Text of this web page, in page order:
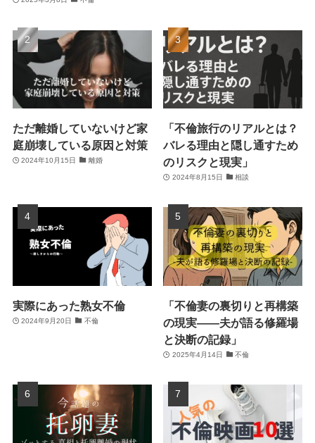
ただ離婚していないけど家
庭崩壊している原因と対策
2024年10月15日 離婚
「不倫旅行のリアルとは？
バレる理由と隠し通すため
のリスクと現実」
2024年8月15日 相談
実際にあった熟女不倫
2024年9月20日 不倫
「不倫妻の裏切りと再構築
の現実――夫が語る修羅場
と決断の記録」
2025年4月14日 不倫